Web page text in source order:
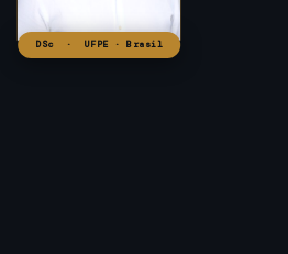
DSc · UFPE · Brasil